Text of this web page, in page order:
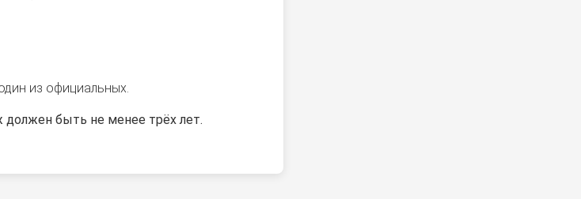
из официальных.
быть не менее трёх лет.